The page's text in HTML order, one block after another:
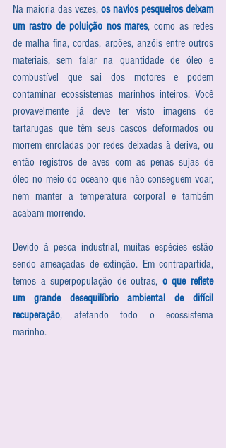
Na maioria das vezes, os navios pesqueiros deixam
um rastro de poluição nos mares, como as redes
de malha fina, cordas, arpões, anzóis entre outros
materiais, sem falar na quantidade de óleo e
combustível que sai dos motores e podem
contaminar ecossistemas marinhos inteiros. Você
provavelmente já deve ter visto imagens de
tartarugas que têm seus cascos deformados ou
morrem enroladas por redes deixadas à deriva, ou
então registros de aves com as penas sujas de
óleo no meio do oceano que não conseguem voar,
nem manter a temperatura corporal e também
acabam morrendo.
Devido à pesca industrial, muitas espécies estão
sendo ameaçadas de extinção. Em contrapartida,
temos a superpopulação de outras, o que reflete
um grande desequilíbrio ambiental de difícil
recuperação, afetando todo o ecossistema
marinho.